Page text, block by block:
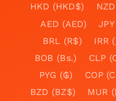
HKD (HKD$)
AED (AED)
BRL (R$)
BOB (Bs.)
CLP
PYG (₲)
COP
BZD (BZ$)
MUR